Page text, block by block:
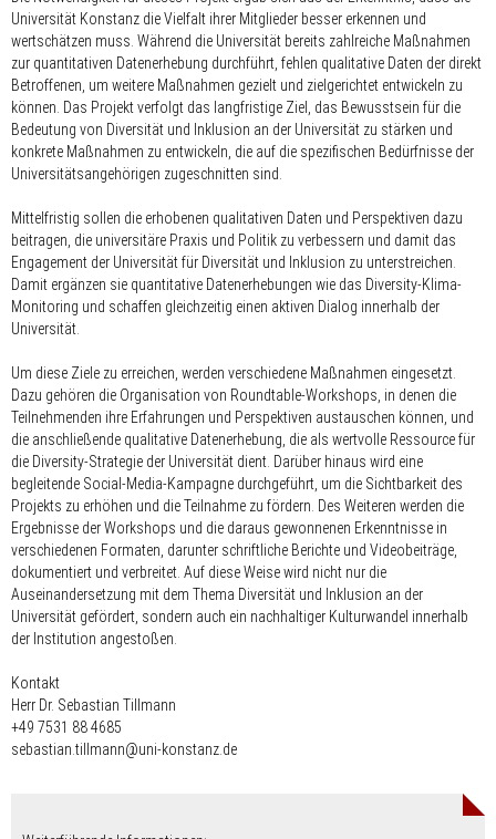
Universität Konstanz die Vielfalt ihrer Mitglieder besser erkennen und
wertschätzen muss. Während die Universität bereits zahlreiche Maßnahmen
zur quantitativen Datenerhebung durchführt, fehlen qualitative Daten der direkt
Betroffenen, um weitere Maßnahmen gezielt und zielgerichtet entwickeln zu
können. Das Projekt verfolgt das langfristige Ziel, das Bewusstsein für die
Bedeutung von Diversität und Inklusion an der Universität zu stärken und
konkrete Maßnahmen zu entwickeln, die auf die spezifischen Bedürfnisse der
Universitätsangehörigen zugeschnitten sind.
Mittelfristig sollen die erhobenen qualitativen Daten und Perspektiven dazu
beitragen, die universitäre Praxis und Politik zu verbessern und damit das
Engagement der Universität für Diversität und Inklusion zu unterstreichen.
Damit ergänzen sie quantitative Datenerhebungen wie das Diversity-Klima-
Monitoring und schaffen gleichzeitig einen aktiven Dialog innerhalb der
Universität.
Um diese Ziele zu erreichen, werden verschiedene Maßnahmen eingesetzt.
Dazu gehören die Organisation von Roundtable-Workshops, in denen die
Teilnehmenden ihre Erfahrungen und Perspektiven austauschen können, und
die anschließende qualitative Datenerhebung, die als wertvolle Ressource für
die Diversity-Strategie der Universität dient. Darüber hinaus wird eine
begleitende Social-Media-Kampagne durchgeführt, um die Sichtbarkeit des
Projekts zu erhöhen und die Teilnahme zu fördern. Des Weiteren werden die
Ergebnisse der Workshops und die daraus gewonnenen Erkenntnisse in
verschiedenen Formaten, darunter schriftliche Berichte und Videobeiträge,
dokumentiert und verbreitet. Auf diese Weise wird nicht nur die
Auseinandersetzung mit dem Thema Diversität und Inklusion an der
Universität gefördert, sondern auch ein nachhaltiger Kulturwandel innerhalb
der Institution angestoßen.
Kontakt
Herr Dr. Sebastian Tillmann
+49 7531 88 4685
sebastian.tillmann@uni-konstanz.de